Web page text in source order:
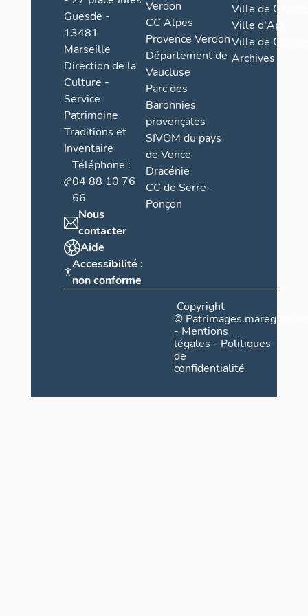
Guesde -
13481
Marseille
Direction de la
Culture -
Service
Patrimoine
Traditions et
Inventaire
Téléphone :
04 88 10 76
66
Nous
contacter
Aide
Accessibilité :
non conforme
Verdon
CC Alpes
Provence Verdon
Département de
Vaucluse
Parc des
Baronnies
provençales
SIVOM du pays
de Vence
Dracénie
CC de Serre-
Ponçon
Ville de Grasse
Ville d'Apt
Ville de
Archives
Copyright
©
- Mentions
légales - Politiques
de
confidentialité